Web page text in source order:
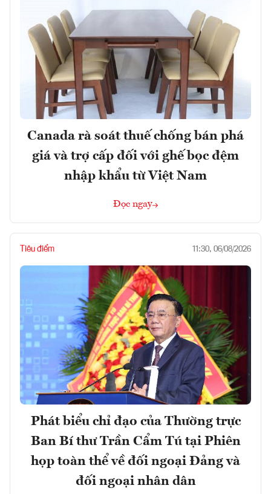
Canada rà soát thuế chống bán phá
giá và trợ cấp đối với ghế bọc đệm
nhập khẩu từ Việt Nam
Đọc ngay
Tiêu điểm 11:30, 06/08/2026
Phát biểu chỉ đạo của Thường trực
Ban Bí thư Trần Cẩm Tú tại Phiên
họp toàn thể về đối ngoại Đảng và
đối ngoại nhân dân